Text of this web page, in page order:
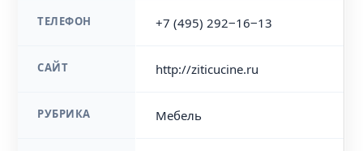
ТЕЛЕФОН +7 (495) 292‒16‒13
САЙТ http://ziticucine.ru
РУБРИКА Мебель